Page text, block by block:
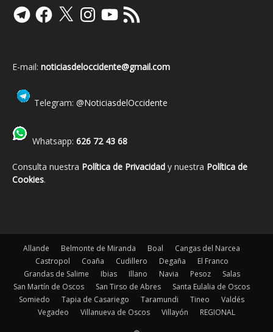
TelegramFacebook
X InstagramYouTube
Feed
RSS
E-mail: noticiasdeloccidente@gmail.com
Telegram: @NoticiasdelOccidente
Whatsapp: 626 72 43 68
Consulta nuestra Política de Privacidad y nuestra Política de
Cookies.
Allande Belmonte de Miranda Boal
Cangas del Narcea
Castropol
Coaña Cudillero Degaña
El Franco
Grandas de Salime
Ibias Illano Navia Pesoz
Salas
San Martín de Oscos
San Tirso de Abres
Santa Eulalia de Oscos
Somiedo
Tapia de Casariego Taramundi Tineo
Valdés
Vegadeo
Villanueva de Oscos Villayón REGIONAL